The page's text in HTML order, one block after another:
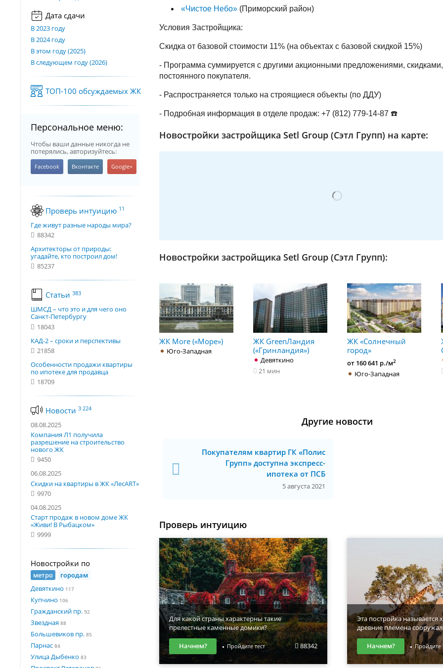
Дата сдачи
В 2023 году
В 2024 году
В этом году (2025)
В следующем году (2026)
ТОП-100 обсуждаемых ЖК
Персональное меню:
Чтобы ваши данные никогда не
потерялись, авторизуйтесь:
Проверь интуицию 11
Где живут разные народы мира?
88342
Архитекторы от природы:
угадайте, кто построил дом!
85237
Статьи 383
ШМСД – что это и для чего оно
Санкт-Петербургу
18043
КАД-2 – сроки и перспективы
21858
Особенности продажи квартиры
по ипотеке для продавца
18709
Новости 3 224
08.08.2025
Компания Л1 получила
разрешение на строительство
нового ЖК
9450
06.08.2025
Скидки на квартиры в ЖК «ЛесART»
9970
04.08.2025
Старт продаж в новом доме ЖК
«Живи! В Рыбацком»
9999
Новостройки по
метро
городам
Девяткино 117
Купчино 106
Гражданский пр. 92
Звездная 88
Большевиков пр. 85
Парнас 84
Улица Дыбенко 83
«Чистое Небо» (Приморский район)
Условия Застройщика:
Скидка от базовой стоимости 11% (на объектах с базовой скидкой 15%)
- Программа суммируется с другими акционными предложениями,
постоянного покупателя.
- Распространяется только на строящиеся объекты (по ДДУ)
- Подробная информация в отделе продаж: +7 (812) 779-14-87 ☎️
Новостройки застройщика Setl Group (Сэтл Групп) на карте:
Новостройки застройщика Setl Group (Сэтл Групп):
ЖК More («Море»)
Юго-Западная
ЖК GreenЛандия
(«Гринландия»)
Девяткино
21 мин
ЖК «Солнечный
город»
от 160 641 р./м2
Юго-Западная
Другие новости
Покупателям квартир ГК «Полис
Групп» доступна экспресс-
ипотека от ПСБ
5 августа 2021
Проверь интуицию
Для какой страны характерны такие
прелестные каменные домики?
88342
Начнем? Пройдите тест
Эта постройка называется
древние племена
Начнем? Пройдите